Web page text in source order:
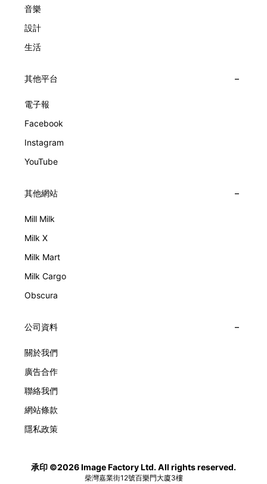
音樂
設計
生活
其他平台
電子報
Facebook
Instagram
YouTube
其他網站
Mill Milk
Milk X
Milk Mart
Milk Cargo
Obscura
公司資料
關於我們
廣告合作
聯絡我們
網站條款
隱私政策
承印 ©2026 Image Factory Ltd. All rights reserved.
柴灣嘉業街12號百樂門大廈3樓